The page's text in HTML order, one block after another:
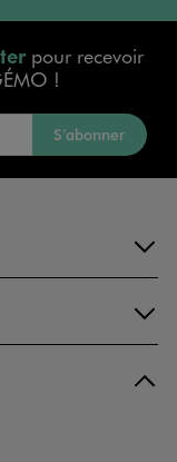
pour recevoir
!
S’abonner